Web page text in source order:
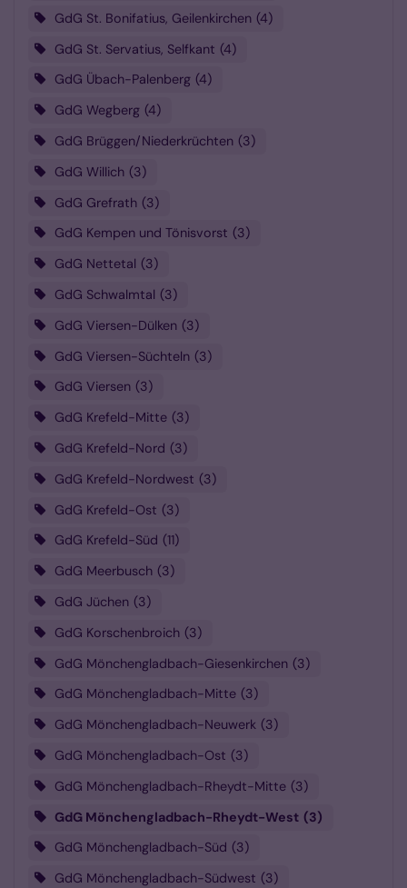
GdG St. Bonifatius, Geilenkirchen 4
GdG St. Servatius, Selfkant 4
GdG Übach-Palenberg 4
GdG Wegberg 4
GdG Brüggen/Niederkrüchten 3
GdG Willich 3
GdG Grefrath 3
GdG Kempen und Tönisvorst
3
GdG Nettetal 3
GdG Schwalmtal 3
GdG Viersen-Dülken 3
GdG Viersen-Süchteln 3
GdG Viersen
3
GdG Krefeld-Mitte 3
GdG Krefeld-Nord 3
GdG Krefeld-Nordwest 3
GdG Krefeld-Ost 3
GdG Krefeld-Süd
11
GdG Meerbusch 3
GdG Jüchen 3
GdG Korschenbroich 3
GdG Mönchengladbach-Giesenkirchen 3
GdG Mönchengladbach-Mitte
3
GdG Mönchengladbach-Neuwerk 3
GdG Mönchengladbach-Ost 3
GdG Mönchengladbach-Rheydt-Mitte 3
GdG Mönchengladbach-Rheydt-West
3
GdG Mönchengladbach-Süd
3
GdG Mönchengladbach-Südwest 3